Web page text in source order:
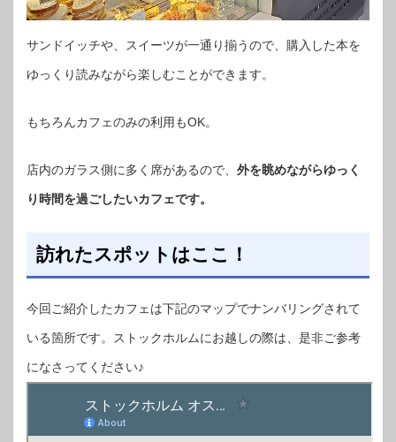
サンドイッチや、スイーツが一通り揃うので、購入した本を
ゆっくり読みながら楽しむことができます。
もちろんカフェのみの利用もOK。
店内のガラス側に多く席があるので、 外を眺めながらゆっく
り時間を過ごしたいカフェです。
訪れたスポットはここ！
今回ご紹介したカフェは下記のマップでナンバリングされて
いる箇所です。ストックホルムにお越しの際は、是非ご参考
になさってください♪